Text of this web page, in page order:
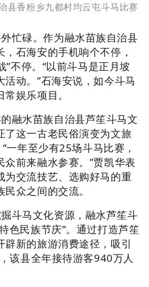
县香粉乡九都村均云屯斗马比赛
忙碌。作为融水苗族自治县
石海安的手机响个不停，
”不停。“以前斗马是正月坡
动。”石海安说，如今斗马
娱乐项目。
融水苗族自治县芦笙斗马文
了这一古老民俗演变为文旅
一年至少有25场斗马比赛，
前来融水参赛。”贾凯华表
为交流技艺、选购好马的重
众之间的交流。
斗马文化资源，融水芦笙斗
色民族节庆”。通过打造芦笙
新的旅游消费途径，吸引
该县全年接待游客940万人